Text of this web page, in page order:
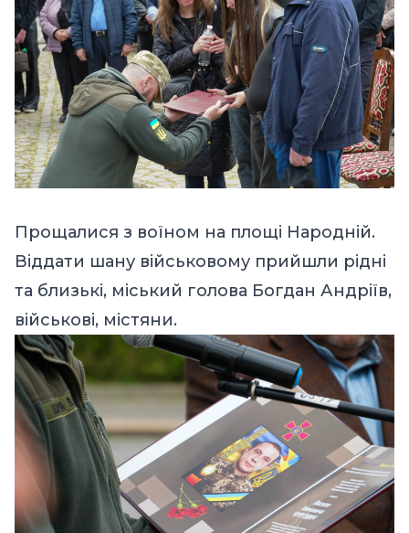
Прощалися з воїном на площі Народній.
Віддати шану військовому прийшли рідні
та близькі, міський голова Богдан Андріїв,
військові, містяни.